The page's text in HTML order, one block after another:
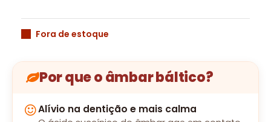
Fora de estoque
Por que o âmbar báltico?
Alívio na dentição e mais calma